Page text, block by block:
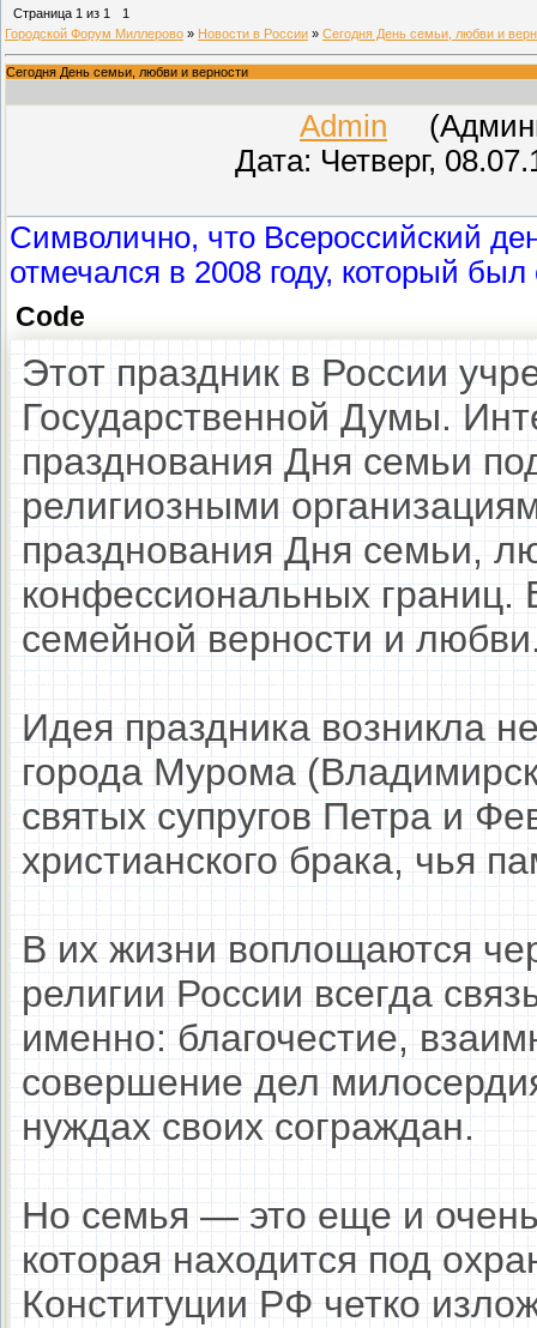
Страница 1 из 1
1
Городской Форум Миллерово » Новости в России » Сегодня День семьи, любви и
Сегодня День семьи, любви и верности
Admin
Дата: Четверг,
Символично, что Всероссийский
отмечался в 2008 году, который
Code
Этот праздник в России
Государственной Думы.
празднования Дня семьи
религиозными
празднования Дня семьи,
конфессиональных
семейной верности и
Идея праздника возникла
города Мурома
святых супругов Петра и
христианского брака, чья
В их жизни воплощаются
религии России всегда
именно: благочестие,
совершение дел
нуждах своих сограждан.
Но семья — это еще и
которая находится под
Конституции РФ четко